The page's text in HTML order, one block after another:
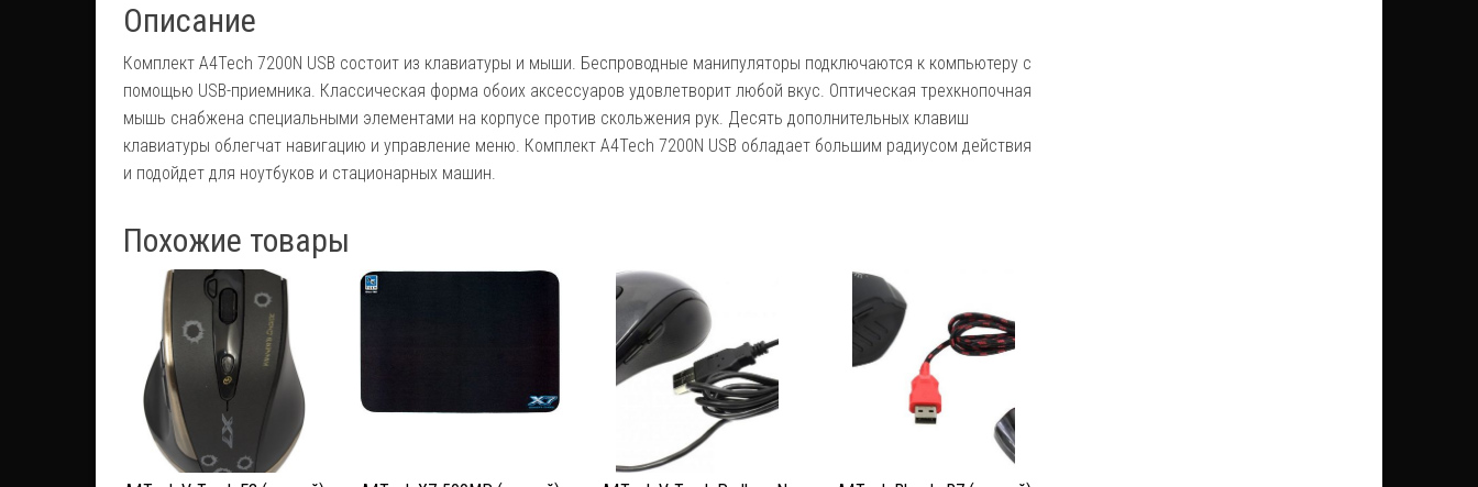
Описание
Комплект A4Tech 7200N USB состоит из клавиатуры и мыши. Беспроводные манипуляторы подключаются к компьютеру с
помощью USB-приемника. Классическая форма обоих аксессуаров удовлетворит любой вкус. Оптическая трехкнопочная
мышь снабжена специальными элементами на корпусе против скольжения рук. Десять дополнительных клавиш
клавиатуры облегчат навигацию и управление меню. Комплект A4Tech 7200N USB обладает большим радиусом действия
и подойдет для ноутбуков и стационарных машин.
Похожие товары